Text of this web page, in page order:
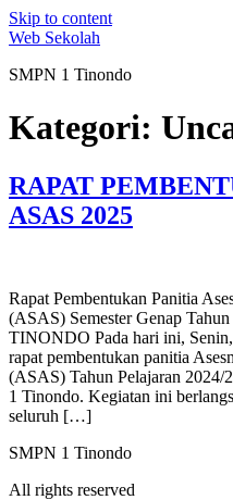
Skip to content
Web Sekolah
SMPN 1 Tinondo
Kategori:
RAPAT
ASAS 2025
Rapat Pembentukan Panitia
(ASAS) Semester Genap
TINONDO Pada hari ini,
rapat pembentukan panitia
(ASAS) Tahun Pelajaran 2024/
1 Tinondo. Kegiatan ini
seluruh […]
SMPN 1 Tinondo
All rights reserved